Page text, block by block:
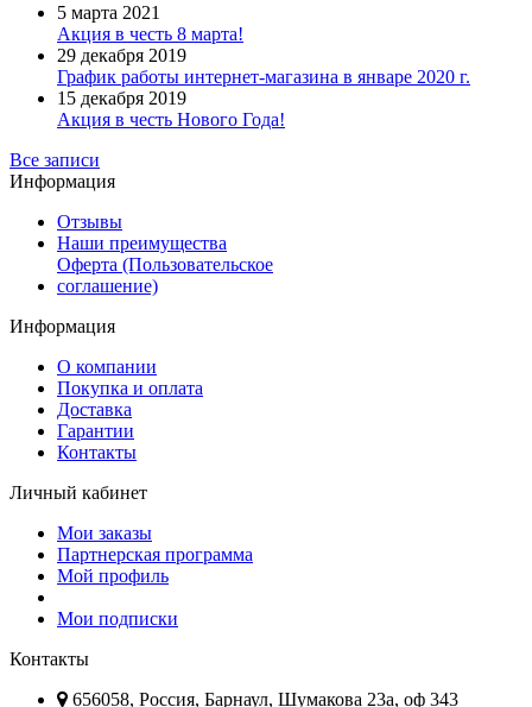
5 марта 2021
Акция в честь 8 марта!
29 декабря 2019
График работы интернет-магазина в январе 2020 г.
15 декабря 2019
Акция в честь Нового Года!
Все записи
Информация
Отзывы
Наши преимущества
Оферта (Пользовательское
соглашение)
Информация
О компании
Покупка и оплата
Доставка
Гарантии
Контакты
Личный кабинет
Мои заказы
Партнерская программа
Мой профиль
Мои подписки
Контакты
656058, Россия, Барнаул, Шумакова 23а, оф 343